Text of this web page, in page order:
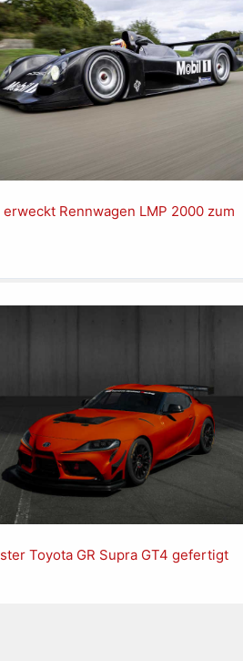
Rennwagen LMP 2000 zum
Toyota GR Supra GT4 gefertigt